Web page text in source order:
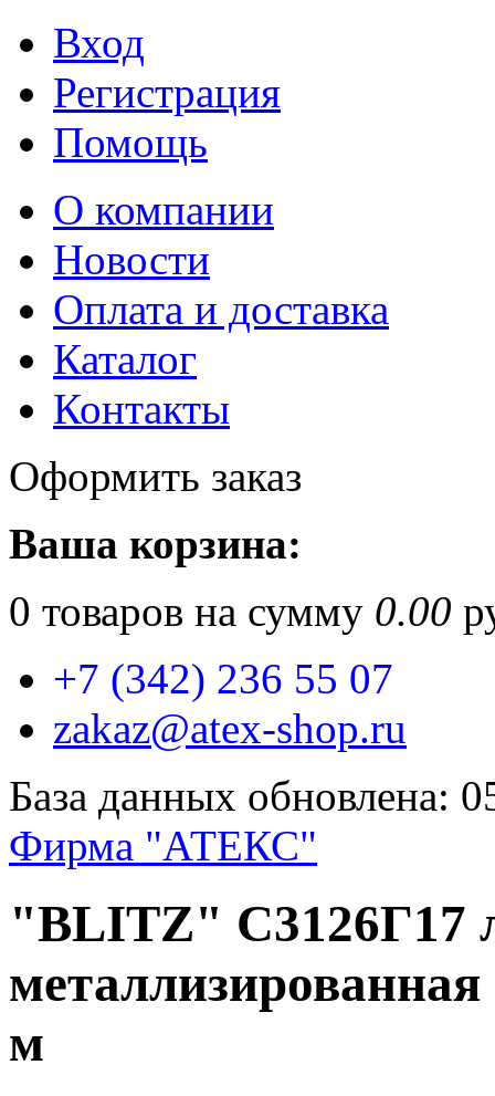
Вход
Регистрация
Помощь
О компании
Новости
Оплата и доставка
Каталог
Контакты
Оформить заказ
Ваша корзина:
0 товаров на сумму 0.00
+7 (342) 236 55 07
zakaz@atex-shop.ru
База данных обновлена:
Фирма "АТЕКС"
"BLITZ" С3126Г17
м